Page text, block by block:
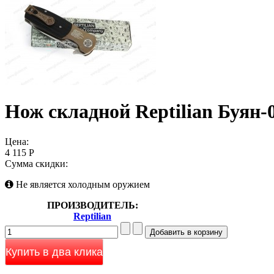
Нож складной Reptilian Буян-
Цена:
4 115 Р
Сумма скидки:
Не является холодным оружием
ПРОИЗВОДИТЕЛЬ:
Reptilian
Купить в два клика